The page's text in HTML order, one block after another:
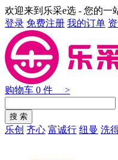
欢迎来到乐采e选 - 您的一
登录 免费注册 我的订单
购物车 0 件 >
乐创 齐心 富诚行 纽曼 洗